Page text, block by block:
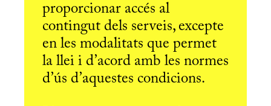
proporcionar accés al
contingut dels serveis, excepte
en les modalitats que permet
la llei i d’acord amb les normes
d’ús d’aquestes condicions.